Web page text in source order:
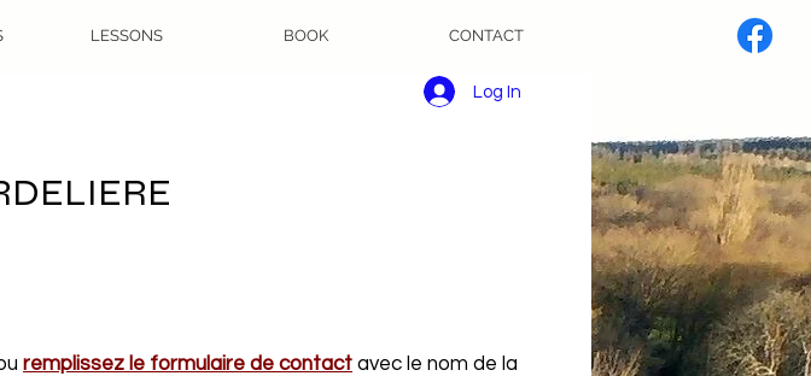
LESSONS BOOK CONTACT
Log In
remplissez le formulaire de contact avec le nom de la